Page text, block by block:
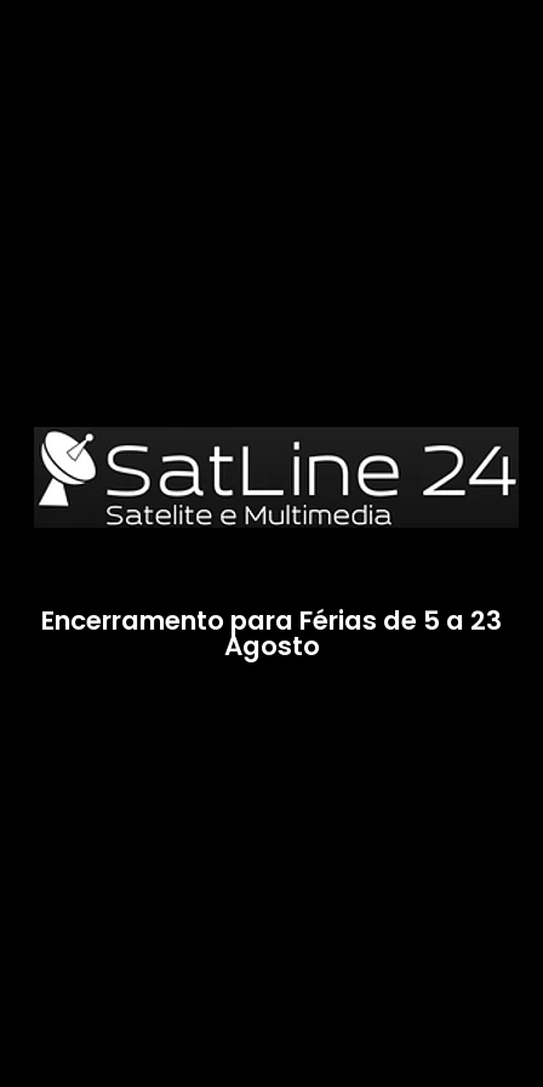
Encerramento para Férias de 5 a 23
Agosto